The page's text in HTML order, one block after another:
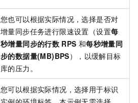
您也可以根据实际情况，选择是否对
增量同步任务进行限速设置（设置每
秒增量同步的行数 RPS 和每秒增量同
步的数据量(MB)BPS），以缓解目标
库的压力。
您可以根据实际情况，选择用于标识